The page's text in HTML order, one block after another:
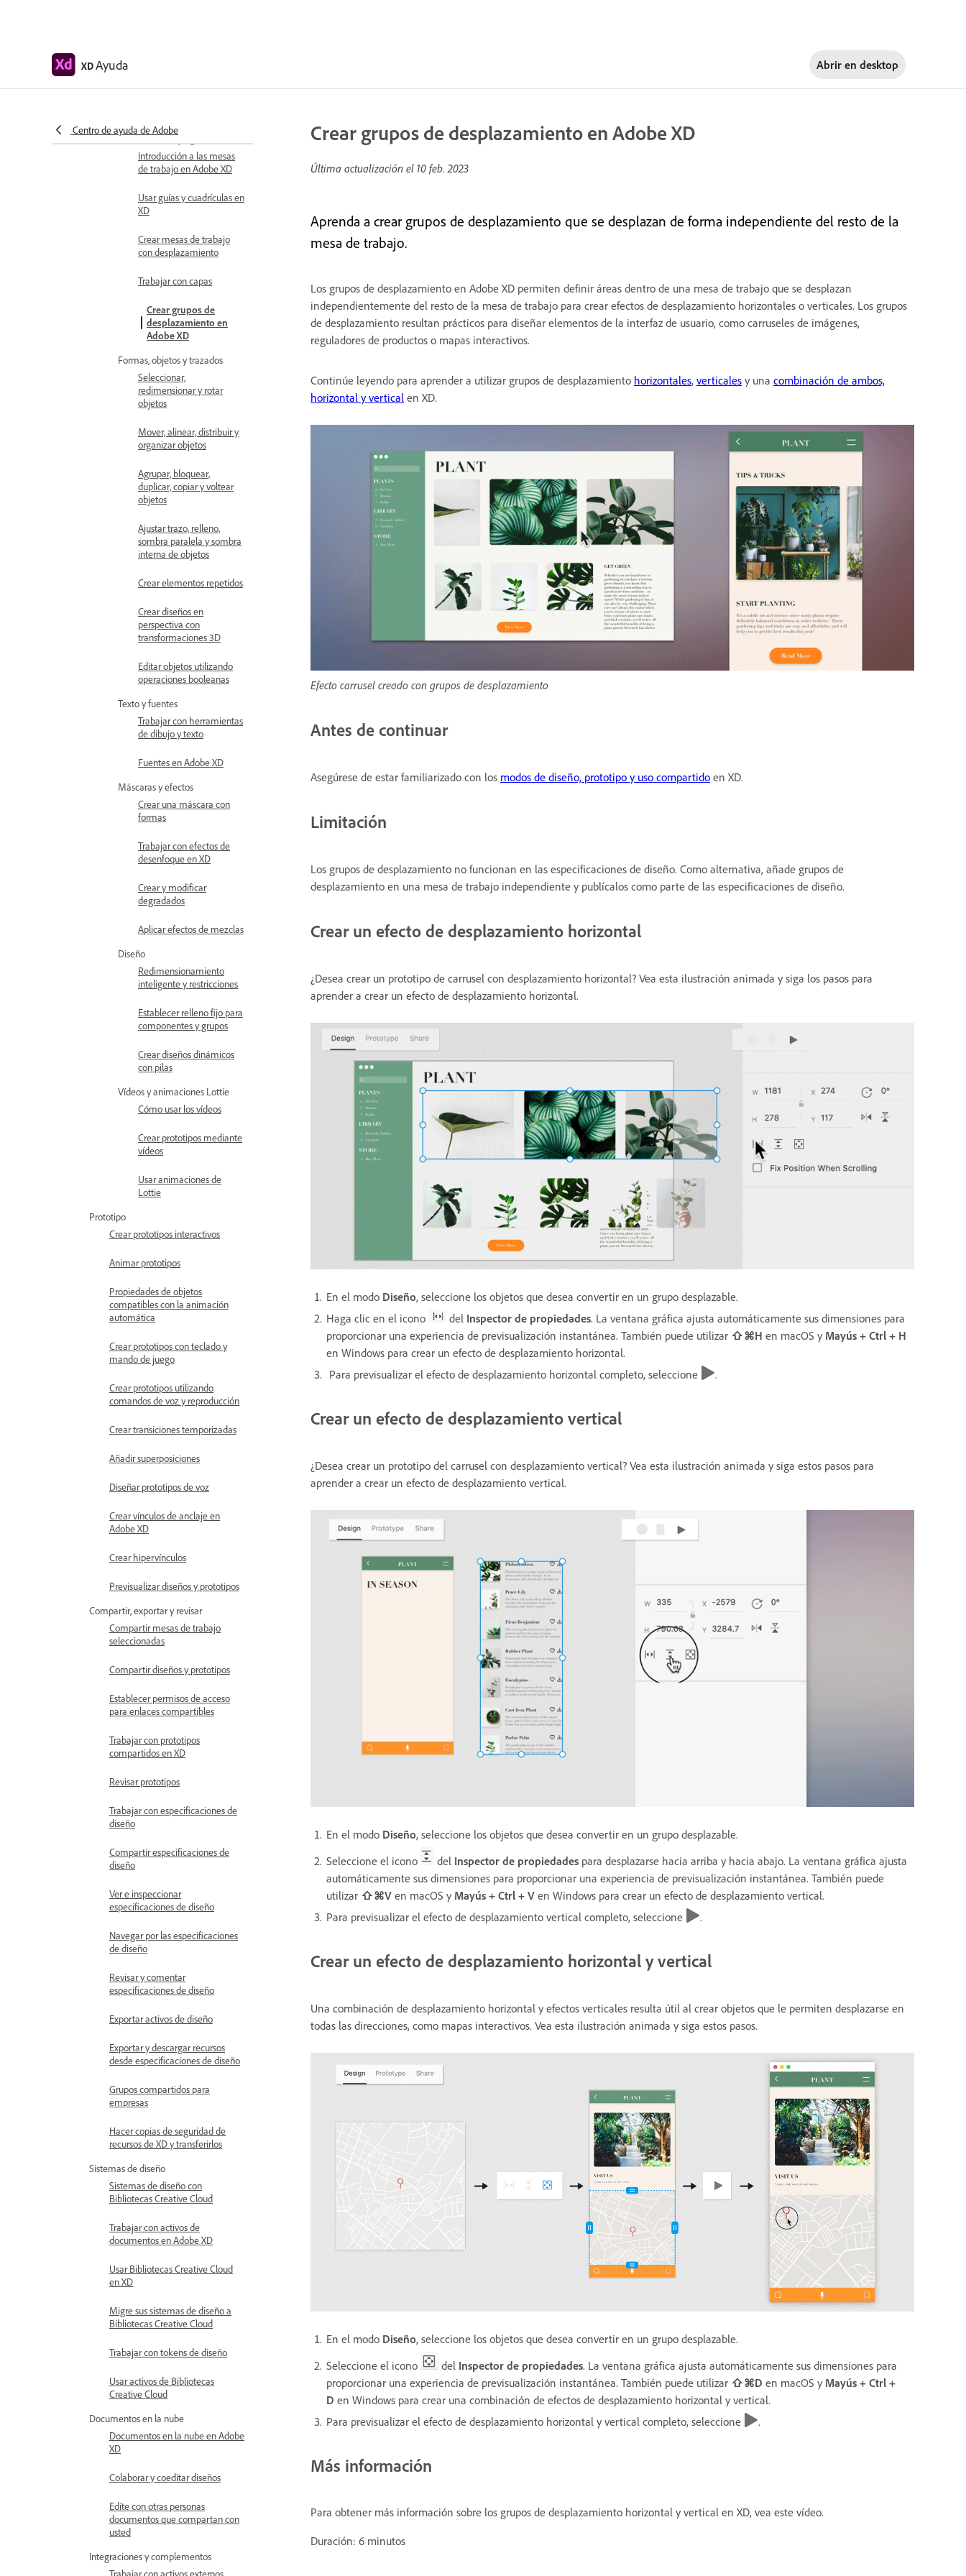
XDAyuda Abrir en desktop
Centro de ayuda de Adobe
Métodos abreviados de teclado
Diseño
Mesas de trabajo, guías y capas
Introducción a las mesas
de trabajo en Adobe XD
Usar guías y cuadrículas en
XD
Crear mesas de trabajo
con desplazamiento
Trabajar con capas
Crear grupos de
desplazamiento en
Adobe XD
Formas, objetos y trazados
Seleccionar,
redimensionar y rotar
objetos
Mover, alinear, distribuir y
organizar objetos
Agrupar, bloquear,
duplicar, copiar y voltear
objetos
Ajustar trazo, relleno,
sombra paralela y sombra
interna de objetos
Crear elementos repetidos
Crear diseños en
perspectiva con
transformaciones 3D
Editar objetos utilizando
operaciones booleanas
Texto y fuentes
Trabajar con herramientas
de dibujo y texto
Fuentes en Adobe XD
Máscaras y efectos
Crear una máscara con
formas
Trabajar con efectos de
desenfoque en XD
Crear y modificar
degradados
Aplicar efectos de mezclas
Diseño
Redimensionamiento
inteligente y restricciones
Establecer relleno fijo para
componentes y grupos
Crear diseños dinámicos
con pilas
Vídeos y animaciones Lottie
Cómo usar los vídeos
Crear prototipos mediante
vídeos
Usar animaciones de
Lottie
Prototipo
Crear prototipos interactivos
Animar prototipos
Propiedades de objetos
compatibles con la animación
automática
Crear prototipos con teclado y
mando de juego
Crear prototipos utilizando
comandos de voz y reproducción
Crear transiciones temporizadas
Añadir superposiciones
Diseñar prototipos de voz
Crear vínculos de anclaje en
Adobe XD
Crear hipervínculos
Previsualizar diseños y prototipos
Compartir, exportar y revisar
Compartir mesas de trabajo
seleccionadas
Compartir diseños y prototipos
Establecer permisos de acceso
para enlaces compartibles
Trabajar con prototipos
compartidos en XD
Revisar prototipos
Trabajar con especificaciones de
diseño
Compartir especificaciones de
diseño
Ver e inspeccionar
especificaciones de diseño
Navegar por las especificaciones
de diseño
Revisar y comentar
especificaciones de diseño
Exportar activos de diseño
Exportar y descargar recursos
desde especificaciones de diseño
Grupos compartidos para
empresas
Hacer copias de seguridad de
recursos de XD y transferirlos
Sistemas de diseño
Sistemas de diseño con
Bibliotecas Creative Cloud
Trabajar con activos de
documentos en Adobe XD
Usar Bibliotecas Creative Cloud
en XD
Migre sus sistemas de diseño a
Bibliotecas Creative Cloud
Trabajar con tokens de diseño
Usar activos de Bibliotecas
Creative Cloud
Documentos en la nube
Documentos en la nube en Adobe
XD
Colaborar y coeditar diseños
Edite con otras personas
documentos que compartan con
usted
Integraciones y complementos
Trabajar con activos externos
Crear grupos de desplazamiento en Adobe XD
Última actualización el 10 feb. 2023
Aprenda a crear grupos de desplazamiento que se desplazan de forma independiente del resto de la
mesa de trabajo.
Los grupos de desplazamiento en Adobe XD permiten definir áreas dentro de una mesa de trabajo que se desplazan
independientemente del resto de la mesa de trabajo para crear efectos de desplazamiento horizontales o verticales. Los grupos
de desplazamiento resultan prácticos para diseñar elementos de la interfaz de usuario, como carruseles de imágenes,
reguladores de productos o mapas interactivos.
Continúe leyendo para aprender a utilizar grupos de desplazamiento horizontales, verticales y una combinación de ambos,
horizontal y vertical en XD.
Efecto carrusel creado con grupos de desplazamiento
Antes de continuar
Asegúrese de estar familiarizado con los modos de diseño, prototipo y uso compartido en XD.
Limitación
Los grupos de desplazamiento no funcionan en las especificaciones de diseño. Como alternativa, añade grupos de
desplazamiento en una mesa de trabajo independiente y publícalos como parte de las especificaciones de diseño.
Crear un efecto de desplazamiento horizontal
¿Desea crear un prototipo de carrusel con desplazamiento horizontal? Vea esta ilustración animada y siga los pasos para
aprender a crear un efecto de desplazamiento horizontal.
En el modo Diseño, seleccione los objetos que desea convertir en un grupo desplazable.
Haga clic en el icono
del Inspector de propiedades. La ventana gráfica ajusta automáticamente sus dimensiones para
proporcionar una experiencia de previsualización instantánea. También puede utilizar ⇧⌘H en macOS y Mayús + Ctrl + H
en Windows para crear un efecto de desplazamiento horizontal.
Para previsualizar el efecto de desplazamiento horizontal completo, seleccione
.
Crear un efecto de desplazamiento vertical
¿Desea crear un prototipo del carrusel con desplazamiento vertical? Vea esta ilustración animada y siga estos pasos para
aprender a crear un efecto de desplazamiento vertical.
En el modo Diseño, seleccione los objetos que desea convertir en un grupo desplazable.
Seleccione el icono
del Inspector de propiedades para desplazarse hacia arriba y hacia abajo. La ventana gráfica ajusta
automáticamente sus dimensiones para proporcionar una experiencia de previsualización instantánea. También puede
utilizar ⇧⌘V en macOS y Mayús + Ctrl + V en Windows para crear un efecto de desplazamiento vertical.
Para previsualizar el efecto de desplazamiento vertical completo, seleccione
.
Crear un efecto de desplazamiento horizontal y vertical
Una combinación de desplazamiento horizontal y efectos verticales resulta útil al crear objetos que le permiten desplazarse en
todas las direcciones, como mapas interactivos. Vea esta ilustración animada y siga estos pasos.
En el modo Diseño, seleccione los objetos que desea convertir en un grupo desplazable.
Seleccione el icono
del Inspector de propiedades. La ventana gráfica ajusta automáticamente sus dimensiones para
proporcionar una experiencia de previsualización instantánea. También puede utilizar ⇧⌘D en macOS y Mayús + Ctrl +
D en Windows para crear una combinación de efectos de desplazamiento horizontal y vertical.
Para previsualizar el efecto de desplazamiento horizontal y vertical completo, seleccione
.
Más información
Para obtener más información sobre los grupos de desplazamiento horizontal y vertical en XD, vea este vídeo.
Duración: 6 minutos